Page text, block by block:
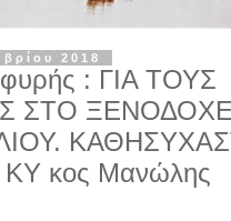
2018
: ΓΙΑ ΤΟΥΣ
ΣΤΟ
ΚΥ κος Μανώλης